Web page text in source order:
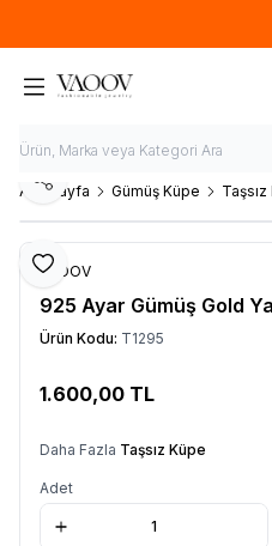
Ana Sayfa Gümüş Küpe
Favoriye Ekle
Paylaş
VAOOV
925 Ayar Gümüş Gold
Ürün Kodu: T1295
1.600,00 TL
Daha Fazla Taşsız Küpe
Adet